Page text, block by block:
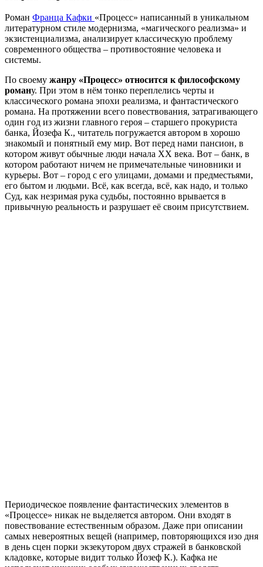
Роман Франца Кафки «Процесс» написанный в уникальном
литературном стиле модернизма, «магического реализма» и
экзистенциализма, анализирует классическую проблему
современного общества – противостояние человека и
системы.
По своему жанру «Процесс» относится к философскому
роману. При этом в нём тонко переплелись черты и
классического романа эпохи реализма, и фантастического
романа. На протяжении всего повествования, затрагивающего
один год из жизни главного героя – старшего прокуриста
банка, Йозефа К., читатель погружается автором в хорошо
знакомый и понятный ему мир. Вот перед нами пансион, в
котором живут обычные люди начала XX века. Вот – банк, в
котором работают ничем не примечательные чиновники и
курьеры. Вот – город с его улицами, домами и предместьями,
его бытом и людьми. Всё, как всегда, всё, как надо, и только
Суд, как незримая рука судьбы, постоянно врывается в
привычную реальность и разрушает её своим присутствием.
Периодическое появление фантастических элементов в
«Процессе» никак не выделяется автором. Они входят в
повествование естественным образом. Даже при описании
самых невероятных вещей (например, повторяющихся изо дня
в день сцен порки экзекутором двух стражей в банковской
кладовке, которые видит только Йозеф К.). Кафка не